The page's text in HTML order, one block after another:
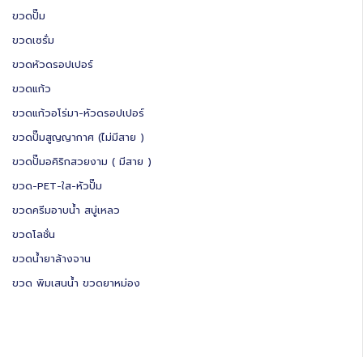
ขวดปั๊ม
ขวดเซรั่ม
ขวดหัวดรอปเปอร์
ขวดแก้ว
ขวดแก้วอโร่มา-หัวดรอปเปอร์
ขวดปั๊มสูญญากาศ (ไม่มีสาย )
ขวดปั๊มอคิริกสวยงาม ( มีสาย )
ขวด-PET-ใส-หัวปั๊ม
ขวดครีมอาบน้ำ สบู่เหลว
ขวดโลชั่น
ขวดน้ำยาล้างจาน
ขวด พิมเสนน้ำ ขวดยาหม่อง